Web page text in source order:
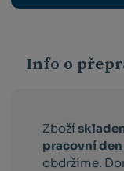
Info o
Zboží
pracovní
obdržíme.